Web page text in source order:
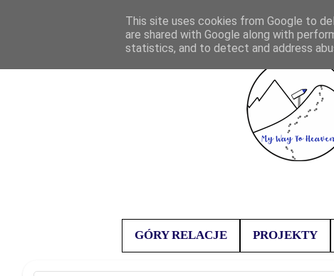
GÓRY RELACJE PROJEKTY
This site uses cookies from Google to
are shared with Google along with
statistics, and to detect and address